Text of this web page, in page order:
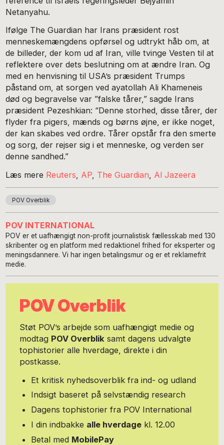
Netanyahu.
Ifølge The Guardian har Irans præsident rost
menneskemængdens opførsel og udtrykt håb om, at
de billeder, der kom ud af Iran, ville tvinge Vesten til at
reflektere over dets beslutning om at ændre Iran. Og
med en henvisning til USA’s præsident Trumps
påstand om, at sorgen ved ayatollah Ali Khameneis
død og begravelse var ”falske tårer,” sagde Irans
præsident Pezeshkian: “Denne storhed, disse tårer, der
flyder fra pigers, mænds og børns øjne, er ikke noget,
der kan skabes ved ordre. Tårer opstår fra den smerte
og sorg, der rejser sig i et menneske, og verden ser
denne sandhed.”
Læs mere Reuters AP The Guardian Al Jazeera
POV Overblik
POV INTERNATIONAL
POV er et uafhængigt non-profit journalistisk fællesskab med 130
skribenter og en platform med redaktionel frihed for eksperter og
meningsdannere. Vi har ingen betalingsmur og er et reklamefrit
medie.
POV Overblik
Støt POV’s arbejde som uafhængigt medie og
modtag POV Overblik samt dagens udvalgte
tophistorier alle hverdage, direkte i din
postkasse.
Et kritisk nyhedsoverblik fra ind- og udland
Indsigt baseret på selvstændig research
Dagens tophistorier fra POV International
I din indbakke alle hverdage kl. 12.00
Betal med MobilePay